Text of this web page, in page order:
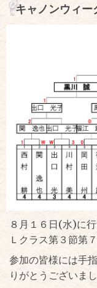
キャノンウィー
８月１６日(水)に
Ｌクラス第３節第
参加の皆様には手
りがとうございまし